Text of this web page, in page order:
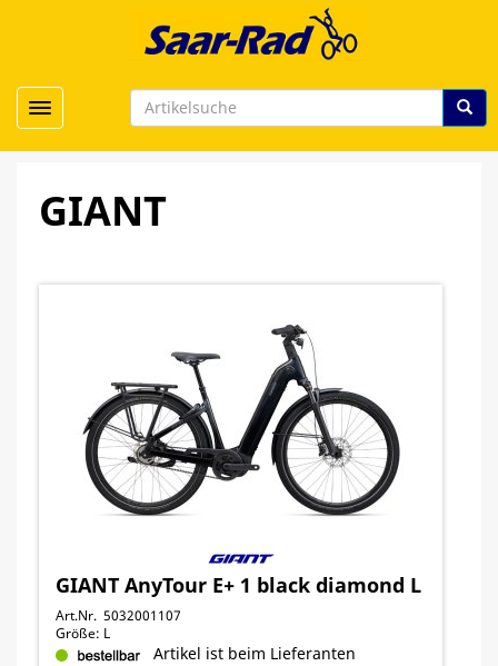
Toggle navigation
GIANT
GIANT AnyTour E+ 1 black diamond L
Art.Nr. 5032001107
Größe: L
Artikel ist beim Lieferanten